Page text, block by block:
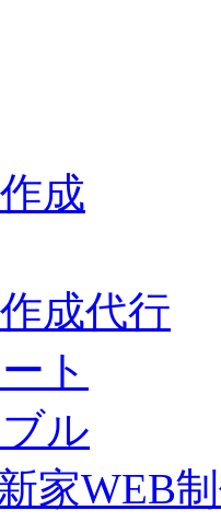
成
成代行
ト
ル
家WEB